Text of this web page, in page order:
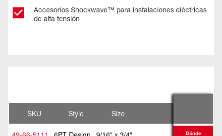
Accesorios Shockwave™ para instalaciones eléctricas
de alta tensión
SKU Style Size
Dónde